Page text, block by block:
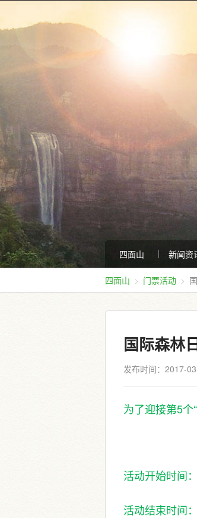
四面山 新闻资
四面山 门票活动
国际森林
发布时间：2017-
为了迎接第5个
活动开始时间
活动结束时间